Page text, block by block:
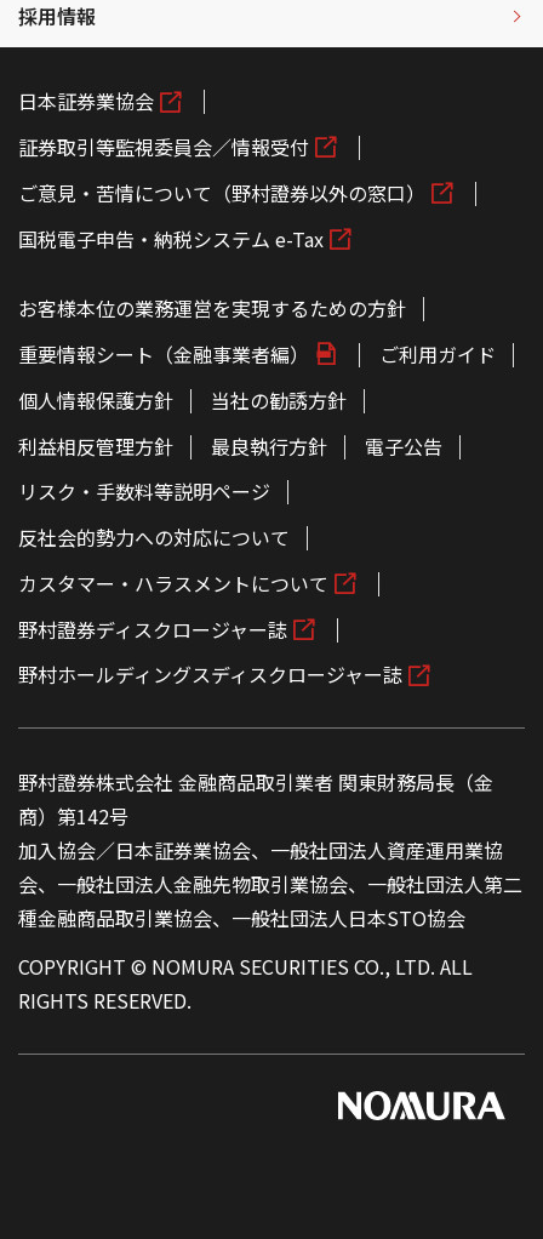
採用情報
日本証券業協会
証券取引等監視委員会／情報受付
ご意見・苦情について（野村證券以外の窓口）
国税電子申告・納税システム e-Tax
お客様本位の業務運営を実現するための方針
重要情報シート（金融事業者編）
ご利用ガイド
個人情報保護方針
当社の勧誘方針
利益相反管理方針
最良執行方針
電子公告
リスク・手数料等説明ページ
反社会的勢力への対応について
カスタマー・ハラスメントについて
野村證券ディスクロージャー誌
野村ホールディングスディスクロージャー誌
野村證券株式会社 金融商品取引業者 関東財務局長（金
商）第142号
加入協会／日本証券業協会、一般社団法人資産運用業協
会、一般社団法人金融先物取引業協会、一般社団法人第二
種金融商品取引業協会、一般社団法人日本STO協会
COPYRIGHT © NOMURA SECURITIES CO., LTD. ALL
RIGHTS RESERVED.